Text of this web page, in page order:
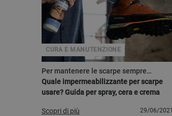
Per mantenere le scarpe sempre
impermeabili
Quale impermeabilizzante per scarpe
usare? Guida per spray, cera e crema
CURA E MANUTENZIONE
Scopri di più 29/06/2021